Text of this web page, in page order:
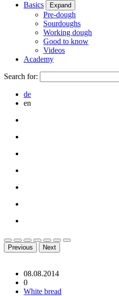
Basics
Expand
Pre-dough
Sourdoughs
Working dough
Good to know
Videos
Academy
Search for:
de
en
Previous Next
08.08.2014
0
White bread